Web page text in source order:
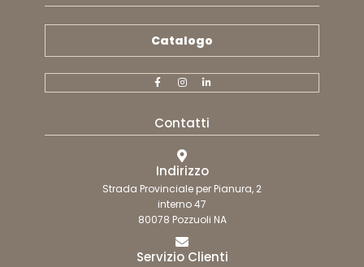
Catalogo
Contatti
Indirizzo
Strada Provinciale per Pianura, 2
interno 47
80078 Pozzuoli NA
Servizio Clienti